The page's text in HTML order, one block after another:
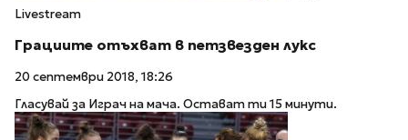
Livestream
Грациите отъхват в петзвезден лукс
20 септември 2018, 18:26
Гласувай за Играч на мача. Остават ти 15 минути.